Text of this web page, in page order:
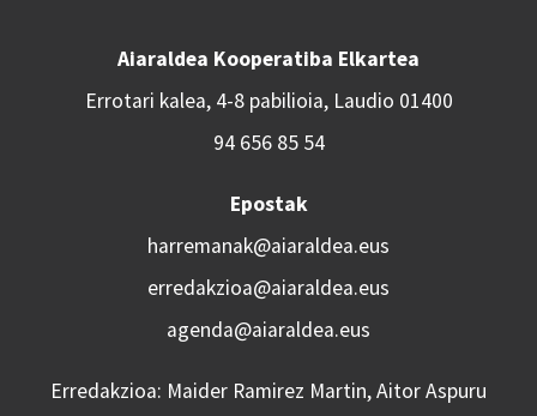
Aiaraldea Kooperatiba Elkartea
Errotari kalea, 4-8 pabilioia, Laudio 01400
94 656 85 54
Epostak
harremanak@aiaraldea.eus
erredakzioa@aiaraldea.eus
agenda@aiaraldea.eus
Erredakzioa: Maider Ramirez Martin, Aitor Aspuru